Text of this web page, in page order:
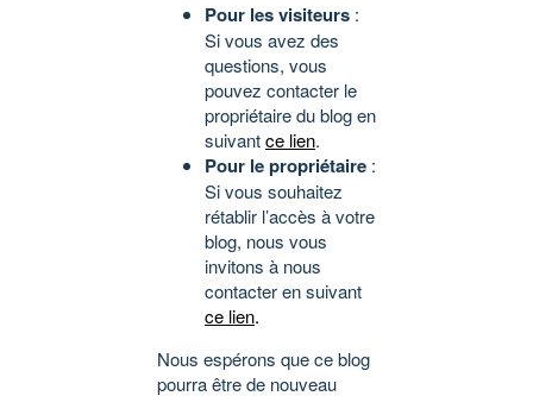
Pour les visiteurs :
Si vous avez des
questions, vous
pouvez contacter le
propriétaire du blog en
suivantce lien.
Pour le propriétaire :
Si vous souhaitez
rétablir l’accès à votre
blog, nous vous
invitons à nous
contacter en suivant
ce lien.
Nous espérons que ce blog
pourra être de nouveau